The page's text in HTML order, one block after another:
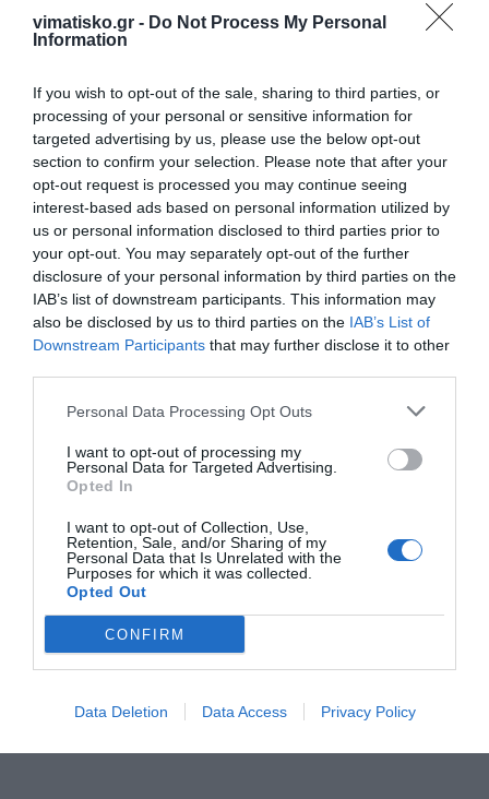
vimatisko.gr - Do Not Process My Personal
Information
If you wish to opt-out of the sale, sharing to third parties, or
processing of your personal or sensitive information for
targeted advertising by us, please use the below opt-out
section to confirm your selection. Please note that after your
opt-out request is processed you may continue seeing
interest-based ads based on personal information utilized by
us or personal information disclosed to third parties prior to
your opt-out. You may separately opt-out of the further
disclosure of your personal information by third parties on the
IAB’s list of downstream participants. This information may
also be disclosed by us to third parties on the IAB’s List of
Downstream Participants that may further disclose it to other
Personal Data Processing Opt Outs
I want to opt-out of processing my
Personal Data for Targeted Advertising.
Opted In
I want to opt-out of Collection, Use,
Retention, Sale, and/or Sharing of my
Personal Data that Is Unrelated with the
Purposes for which it was collected.
Opted Out
CONFIRM
Data Deletion Data Access Privacy Policy